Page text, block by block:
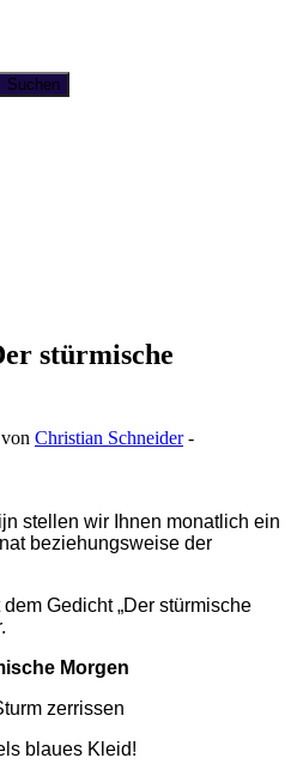
Suchen
stürmische
von Christian Schneider-
stellen wir Ihnen monatlich ein
beziehungsweise der
Gedicht „Der stürmische
Morgen
zerrissen
blaues Kleid!